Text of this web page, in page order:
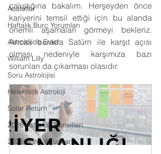
Asaletler
Haftalık Burç Yorumları
Astrolojide Evler
William Lilly
Soru Astrolojisi
Helenistik Astroloji
Solar Return
2026 Astroloji Transitleri
2026 Burç Yorumları
çalıştığına bakalım. Herşeyden önce
kariyerini temsil ettiği için bu alanda
önemli aşamaları görmeyi bekleriz.
Ancak burada Satürn ile karşıt açısı
olması nedeniyle karşımıza bazı
sorunları da çıkarması olasıdır.